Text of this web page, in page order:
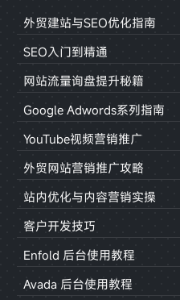
外贸建站与SEO优化指南
SEO入门到精通
网站流量询盘提升秘籍
Google Adwords系列指南
YouTube视频营销推广
外贸网站营销推广攻略
站内优化与内容营销实操
客户开发技巧
Enfold 后台使用教程
Avada 后台使用教程